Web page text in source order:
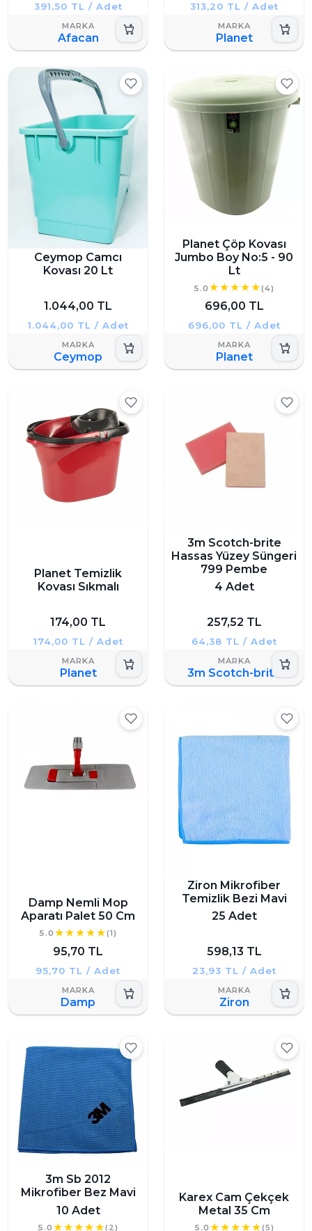
391,50 TL / Adet
Afacan
313,20 TL / Adet
Planet
Ceymop Camcı
Kovası 20 Lt
1.044,00 TL
1.044,00 TL / Adet
Ceymop
Planet Çöp Kovası
Jumbo Boy No:5 - 90
Lt
5.0 (4)
696,00 TL
696,00 TL / Adet
Planet
Planet Temizlik
Kovası Sıkmalı
174,00 TL
174,00 TL / Adet
Planet
3m Scotch-brite
Hassas Yüzey Süngeri
799 Pembe
4 Adet
257,52 TL
64,38 TL / Adet
3m Scotch-brite
Damp Nemli Mop
Aparatı Palet 50 Cm
5.0 (1)
95,70 TL
95,70 TL / Adet
Damp
Ziron Mikrofiber
Temizlik Bezi Mavi
25 Adet
598,13 TL
23,93 TL / Adet
Ziron
3m Sb 2012
Mikrofiber Bez Mavi
10 Adet
5.0 (2)
Karex Cam Çekçek
Metal 35 Cm
5.0 (5)